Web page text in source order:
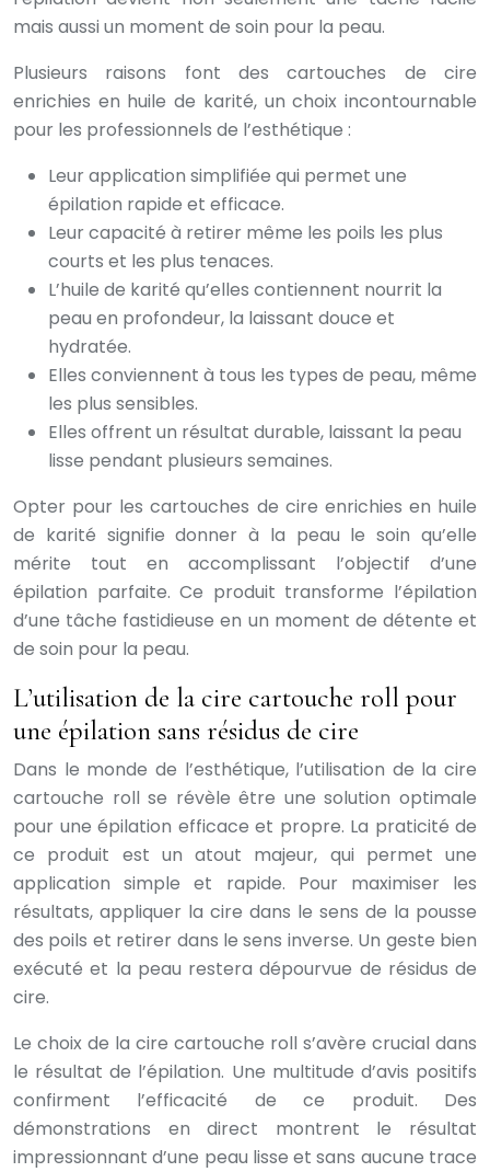
mais aussi un moment de soin pour la peau.
Plusieurs raisons font des cartouches de cire
enrichies en huile de karité, un choix incontournable
pour les professionnels de l’esthétique :
Leur application simplifiée qui permet une
épilation rapide et efficace.
Leur capacité à retirer même les poils les plus
courts et les plus tenaces.
L’huile de karité qu’elles contiennent nourrit la
peau en profondeur, la laissant douce et
hydratée.
Elles conviennent à tous les types de peau, même
les plus sensibles.
Elles offrent un résultat durable, laissant la peau
lisse pendant plusieurs semaines.
Opter pour les cartouches de cire enrichies en huile
de karité signifie donner à la peau le soin qu’elle
mérite tout en accomplissant l’objectif d’une
épilation parfaite. Ce produit transforme l’épilation
d’une tâche fastidieuse en un moment de détente et
de soin pour la peau.
L’utilisation de la cire cartouche roll pour
une épilation sans résidus de cire
Dans le monde de l’esthétique, l’utilisation de la cire
cartouche roll se révèle être une solution optimale
pour une épilation efficace et propre. La praticité de
ce produit est un atout majeur, qui permet une
application simple et rapide. Pour maximiser les
résultats, appliquer la cire dans le sens de la pousse
des poils et retirer dans le sens inverse. Un geste bien
exécuté et la peau restera dépourvue de résidus de
cire.
Le choix de la cire cartouche roll s’avère crucial dans
le résultat de l’épilation. Une multitude d’avis positifs
confirment l’efficacité de ce produit. Des
démonstrations en direct montrent le résultat
impressionnant d’une peau lisse et sans aucune trace